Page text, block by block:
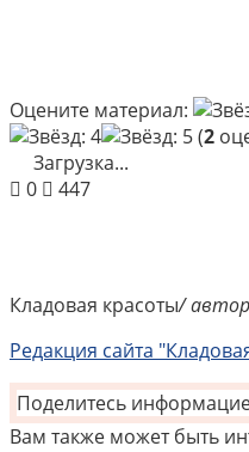
Оцените материал:
(2
Загрузка...
0
447
Кладовая красоты/
Редакция сайта
Поделитесь
Вам также может быть